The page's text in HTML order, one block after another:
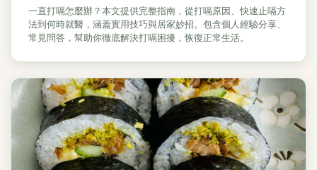
一直打嗝怎麼辦？本文提供完整指南，從打嗝原因、快速止嗝方
法到何時就醫，涵蓋實用技巧與居家妙招。包含個人經驗分享、
常見問答，幫助你徹底解決打嗝困擾，恢復正常生活。